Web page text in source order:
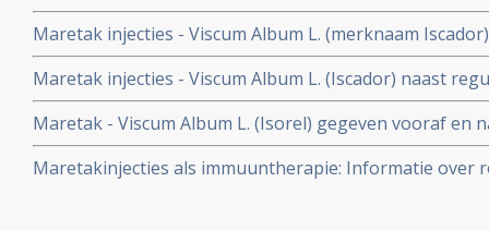
behandeling tegen kanker. Een overzicht van studies
Maretak injecties - Viscum Album L. (merknaam
behandelingen geeft significant betere resultaten op
ziekteproces en bijwerkingen bij melanoompatiënten
uitzaaiïngen op afstand
Maretak injecties - Viscum Album L. (Iscador) naast
significant betere resultaten op overlevingscijfers en
borstkankerpatiënten.
Maretak - Viscum Album L. (Isorel) gegeven vooraf en
kankerpatienten met spijsverteringskanker zoals
slokdarmkanker en galwegenkanker geeft significant
Maretakinjecties als immuuntherapie: Informatie over